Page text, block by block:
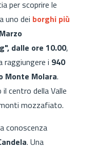
per scoprire le
uno dei borghi più
dalle ore 10.00,
raggiungere i 940
Monte Molara.
centro della Valle
mozzafiato.
conoscenza
. Una